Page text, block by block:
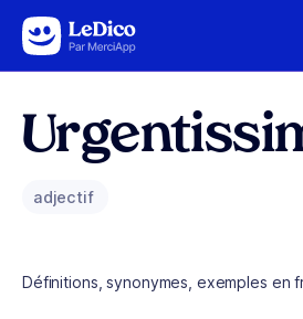
Aller au contenu
adjectif
Définitions, synonymes, exemples en